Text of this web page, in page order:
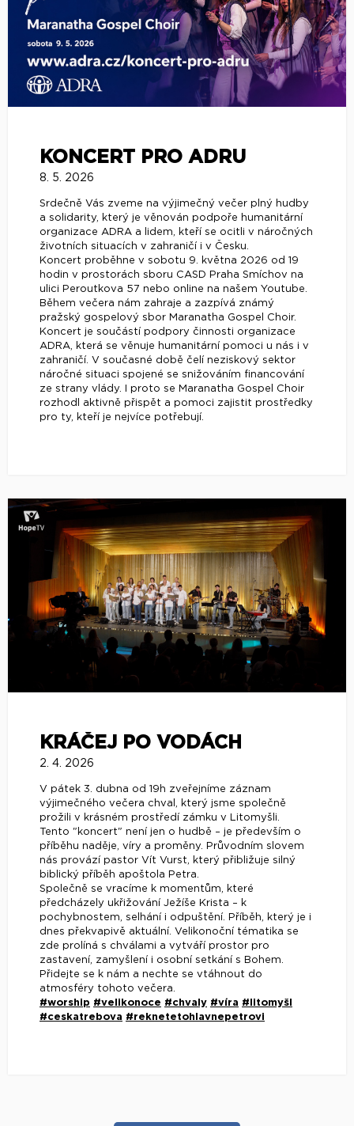
KONCERT PRO ADRU
8. 5. 2026
Srdečně Vás zveme na výjimečný večer plný hudby
a solidarity, který je věnován podpoře humanitární
organizace ADRA a lidem, kteří se ocitli v náročných
životních situacích v zahraničí i v Česku.
Koncert proběhne v sobotu 9. května 2026 od 19
hodin v prostorách sboru CASD Praha Smíchov na
ulici Peroutkova 57 nebo online na našem Youtube.
Během večera nám zahraje a zazpívá známý
pražský gospelový sbor Maranatha Gospel Choir.
Koncert je součástí podpory činnosti organizace
ADRA, která se věnuje humanitární pomoci u nás i v
zahraničí. V současné době čelí neziskový sektor
náročné situaci spojené se snižováním financování
ze strany vlády. I proto se Maranatha Gospel Choir
rozhodl aktivně přispět a pomoci zajistit prostředky
pro ty, kteří je nejvíce potřebují.
KRÁČEJ PO VODÁCH
2. 4. 2026
V pátek 3. dubna od 19h zveřejníme záznam
výjimečného večera chval, který jsme společně
prožili v krásném prostředí zámku v Litomyšli.
Tento "koncert" není jen o hudbě – je především o
příběhu naděje, víry a proměny. Průvodním slovem
nás provází pastor Vít Vurst, který přibližuje silný
biblický příběh apoštola Petra.
Společně se vracíme k momentům, které
předcházely ukřižování Ježíše Krista – k
pochybnostem, selhání i odpuštění. Příběh, který je i
dnes překvapivě aktuální. Velikonoční tématika se
zde prolíná s chválami a vytváří prostor pro
zastavení, zamyšlení i osobní setkání s Bohem.
Přidejte se k nám a nechte se vtáhnout do
atmosféry tohoto večera.
#worship #velikonoce #chvaly #víra #litomyšl
#ceskatrebova #reknetetohlavnepetrovi